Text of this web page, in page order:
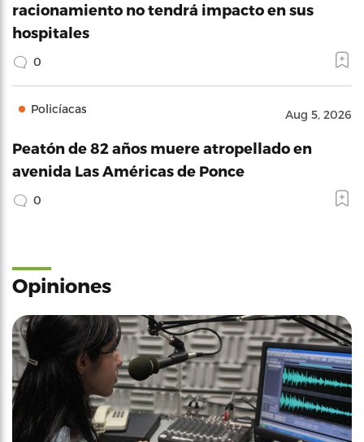
racionamiento no tendrá impacto en sus
hospitales
0
Policíacas Aug 5, 2026
Peatón de 82 años muere atropellado en
avenida Las Américas de Ponce
0
Opiniones